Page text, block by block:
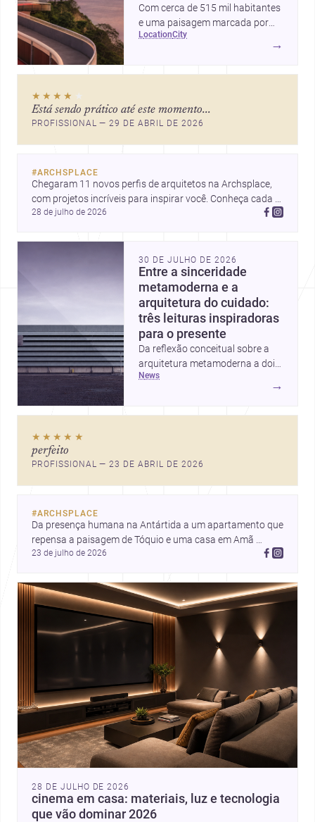
Com cerca de 515 mil habitantes
e uma paisagem marcada por
ícones como o Museu de Arte
mercado interessante para quem
quer construir, reformar ou
location city
→
★★★★ ★
Está sendo prático até este momento...
PROFISSIONAL — 29 DE ABRIL DE 2026
#ARCHSPLACE
Chegaram 11 novos perfis de arquitetos na Archsplace,
com projetos incríveis para inspirar você. Conheça cada
perfil e descubra novas ideias para seus próximos
28 de julho de 2026
30 DE JULHO DE 2026
Entre a sinceridade
metamoderna e a
arquitetura do cuidado:
três leituras inspiradoras
para o presente
Da reflexão conceitual sobre a
arquitetura metamoderna a dois
projetos que colocam escala
humana, bem-estar e experiência
pensar forma, uso e emoção
news
→
★★★★★
perfeito
PROFISSIONAL — 23 DE ABRIL DE 2026
#ARCHSPLACE
Da presença humana na Antártida a um apartamento que
repensa a paisagem de Tóquio e uma casa em Amã
integrada ao terreno. Descubra mais inspirações, projetos
23 de julho de 2026
28 DE JULHO DE 2026
cinema em casa: materiais, luz e tecnologia
que vão dominar 2026